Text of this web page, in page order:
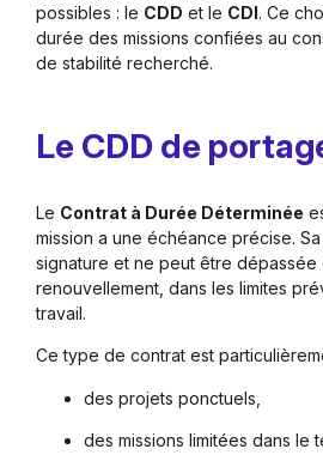
possibles : le CDD et le CDI. Ce
durée des missions confiées au
de stabilité recherché.
Le CDD de
Le Contrat à Durée Déterminée
mission a une échéance précise.
signature et ne peut être dépassée
renouvellement, dans les limites
travail.
Ce type de contrat est
des projets ponctuels,
des missions limitées dans le